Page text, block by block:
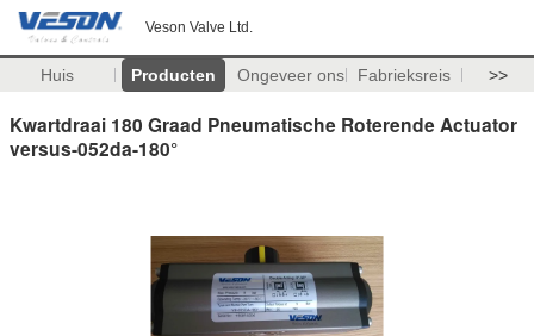
Veson Valve Ltd.
Huis Producten Ongeveer ons Fabrieksreis >>
Kwartdraai 180 Graad Pneumatische Roterende Actuator
versus-052da-180°